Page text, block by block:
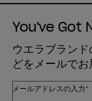
You've Got
ウエラブラン
どをメールでお
メールアドレスの入力*